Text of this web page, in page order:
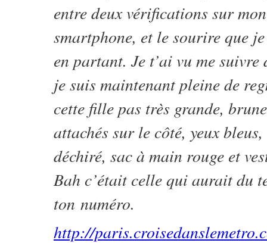
entre deux vérifications sur mon
smartphone, et le sourire que
en partant. Je t’ai vu me suivre
je suis maintenant pleine de
cette fille pas très grande,
attachés sur le côté, yeux
déchiré, sac à main rouge et
Bah c’était celle qui aurait du
ton numéro.
http://